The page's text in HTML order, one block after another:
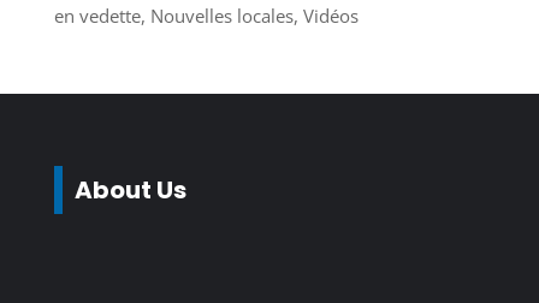
en vedette, Nouvelles locales, Vidéos
About Us